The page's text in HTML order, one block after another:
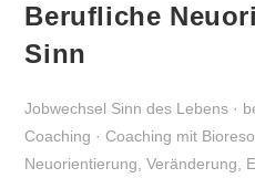
Berufliche
Sinn
Jobwechsel Sinn des Lebens ·
Coaching · Coaching mit
Neuorientierung, Veränderung,